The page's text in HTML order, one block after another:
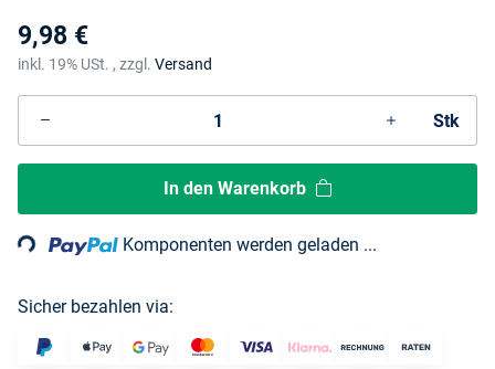
9,98 €
inkl. 19% USt. , zzgl. Versand
Stk
In den Warenkorb
Loading... Komponenten werden geladen ...
Sicher bezahlen via: